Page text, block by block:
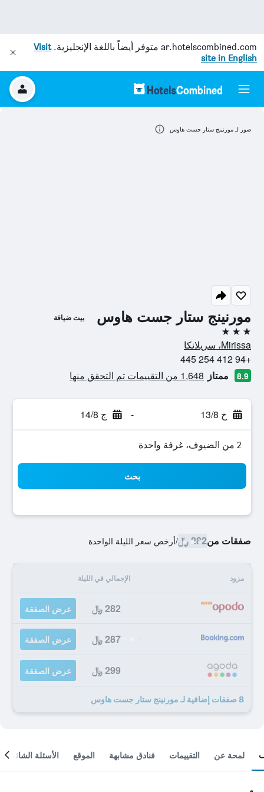
ar.hotelscombined.com متوفر أيضاً باللغة الإنجليزية.Visit
site in English
مورنينج ستار جست هاوس بيت ضيافة
3 نجوم
Mirissa، سريلانكا
+94 412 254 445
8.9 ممتاز 1,648 من التقييمات تم التحقق منها
خ 13/8 - ج 14/8
2 من الضيوف، غرفة واحدة
بحث
صفقات من282 ﷼ /أرخص سعر الليلة الواحدة
مزود الإجمالي في الليلة
282 ﷼ عرض الصفقة
287 ﷼ عرض الصفقة
299 ﷼ عرض الصفقة
8 صفقات إضافية لـ مورنينج ستار جست هاوس
صور لـ مورنينج ستار جست هاوس
لمحة عن التقييمات فنادق مشابهة الموقع الأسئلة الشائعة